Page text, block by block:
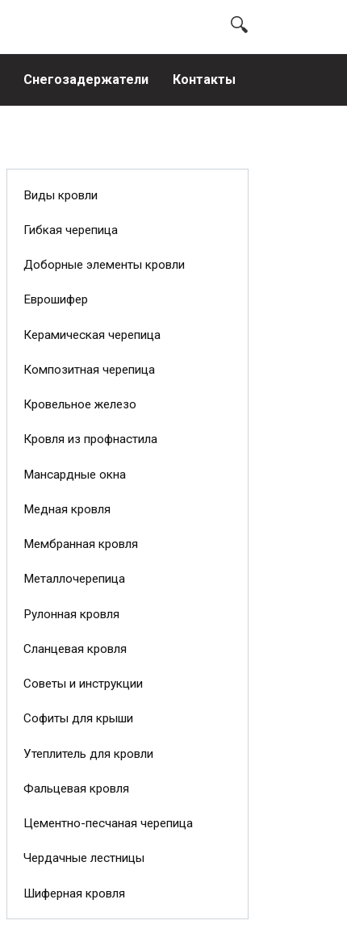
Снегозадержатели Контакты
Виды кровли
Гибкая черепица
Доборные элементы кровли
Еврошифер
Керамическая черепица
Композитная черепица
Кровельное железо
Кровля из профнастила
Мансардные окна
Медная кровля
Мембранная кровля
Металлочерепица
Рулонная кровля
Сланцевая кровля
Советы и инструкции
Софиты для крыши
Утеплитель для кровли
Фальцевая кровля
Цементно-песчаная черепица
Чердачные лестницы
Шиферная кровля